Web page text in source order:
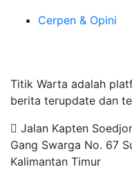
Cerpen & Opini
Titik Warta adalah
berita terupdate dan
Jalan Kapten
Gang Swarga No. 67
Kalimantan Timur